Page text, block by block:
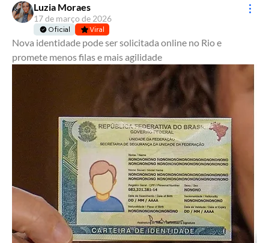
Luzia Moraes
17 de março de 2026
Oficial Viral
Nova identidade pode ser solicitada online no Rio e
promete menos filas e mais agilidade